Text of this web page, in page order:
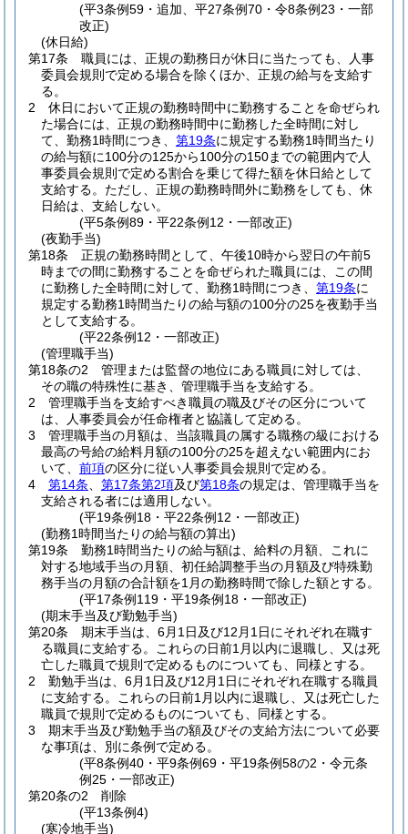
(平3条例59・追加、平27条例70・令8条例23・一部
改正)
(休日給)
第17条
職員には、正規の勤務日が休日に当たっても、人事
委員会規則で定める場合を除くほか、正規の給与を支給す
る。
2
休日において正規の勤務時間中に勤務することを命ぜられ
た場合には、正規の勤務時間中に勤務した全時間に対し
て、勤務1時間につき、 第19条に規定する勤務1時間当たり
の給与額に100分の125から100分の150までの範囲内で人
事委員会規則で定める割合を乗じて得た額を休日給として
支給する。 ただし、正規の勤務時間外に勤務をしても、休
日給は、支給しない。
(平5条例89・平22条例12・一部改正)
(夜勤手当)
第18条
正規の勤務時間として、午後10時から翌日の午前5
時までの間に勤務することを命ぜられた職員には、この間
に勤務した全時間に対して、勤務1時間につき、 第19条に
規定する勤務1時間当たりの給与額の100分の25を夜勤手当
として支給する。
(平22条例12・一部改正)
(管理職手当)
第18条の2
管理または監督の地位にある職員に対しては、
その職の特殊性に基き、管理職手当を支給する。
2
管理職手当を支給すべき職員の職及びその区分について
は、人事委員会が任命権者と協議して定める。
3
管理職手当の月額は、当該職員の属する職務の級における
最高の号給の給料月額の100分の25を超えない範囲内にお
いて、 前項の区分に従い人事委員会規則で定める。
4
第14条 第17条第2項及び第18条の規定は、管理職手当を
支給される者には適用しない。
(平19条例18・平22条例12・一部改正)
(勤務1時間当たりの給与額の算出)
第19条
勤務1時間当たりの給与額は、給料の月額、これに
対する地域手当の月額、初任給調整手当の月額及び特殊勤
務手当の月額の合計額を1月の勤務時間で除した額とする。
(平17条例119・平19条例18・一部改正)
(期末手当及び勤勉手当)
第20条
期末手当は、6月1日及び12月1日にそれぞれ在職す
る職員に支給する。
これらの日前1月以内に退職し、又は死
亡した職員で規則で定めるものについても、同様とする。
2
勤勉手当は、6月1日及び12月1日にそれぞれ在職する職員
に支給する。
これらの日前1月以内に退職し、又は死亡した
職員で規則で定めるものについても、同様とする。
3
期末手当及び勤勉手当の額及びその支給方法について必要
な事項は、別に条例で定める。
(平8条例40・平9条例69・平19条例58の2・令元条
例25・一部改正)
第20条の2
削除
(平13条例4)
(寒冷地手当)